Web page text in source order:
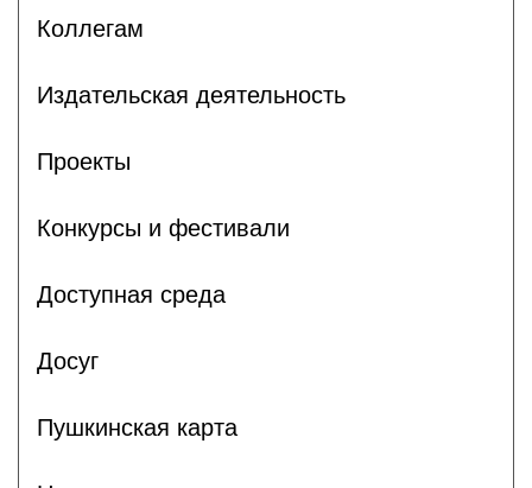
Коллегам
Издательская деятельность
Проекты
Конкурсы и фестивали
Доступная среда
Досуг
Пушкинская карта